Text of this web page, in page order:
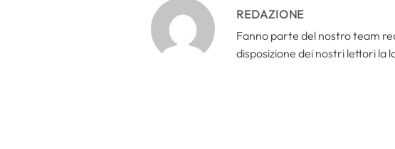
REDAZIONE
Fanno parte del nostro team
disposizione dei nostri lettori la